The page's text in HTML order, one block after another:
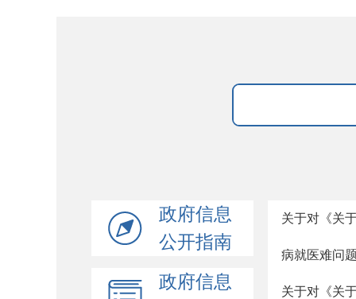
政府信息
公开指南
政府信息
关于对《关
病就医难问
关于对《关